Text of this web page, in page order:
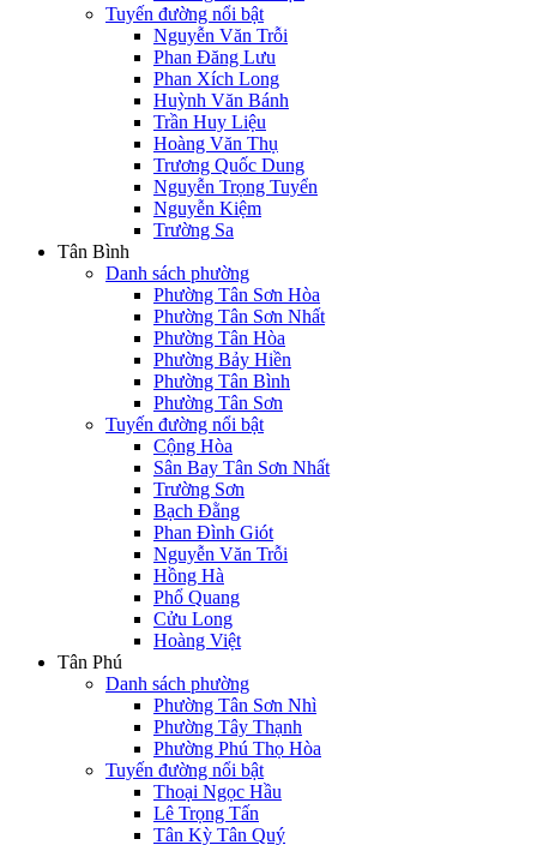
Tuyến đường nổi bật
Nguyễn Văn Trỗi
Phan Đăng Lưu
Phan Xích Long
Huỳnh Văn Bánh
Trần Huy Liệu
Hoàng Văn Thụ
Trương Quốc Dung
Nguyễn Trọng Tuyển
Nguyễn Kiệm
Trường Sa
Tân Bình
Danh sách phường
Phường Tân Sơn Hòa
Phường Tân Sơn Nhất
Phường Tân Hòa
Phường Bảy Hiền
Phường Tân Bình
Phường Tân Sơn
Tuyến đường nổi bật
Cộng Hòa
Sân Bay Tân Sơn Nhất
Trường Sơn
Bạch Đằng
Phan Đình Giót
Nguyễn Văn Trỗi
Hồng Hà
Phổ Quang
Cửu Long
Hoàng Việt
Tân Phú
Danh sách phường
Phường Tân Sơn Nhì
Phường Tây Thạnh
Phường Phú Thọ Hòa
Tuyến đường nổi bật
Thoại Ngọc Hầu
Lê Trọng Tấn
Tân Kỳ Tân Quý